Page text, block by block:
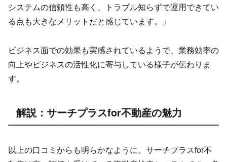
システムの信頼性も高く、トラブル知らずで運用できてい
る点も大きなメリットだと感じています。」
ビジネス面での効果も実感されているようで、業務効率の
向上やビジネスの活性化に寄与している様子が伝わりま
す。
解説：サーチプラスfor不動産の魅力
以上の口コミからも明らかなように、サーチプラスfor不